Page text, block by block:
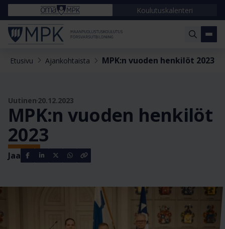
Koulutuskalenteri
Etusivu Ajankohtaista MPK:n vuoden henkilöt 2023
Uutinen 20.12.2023
MPK:n vuoden henkilöt
2023
Jaa